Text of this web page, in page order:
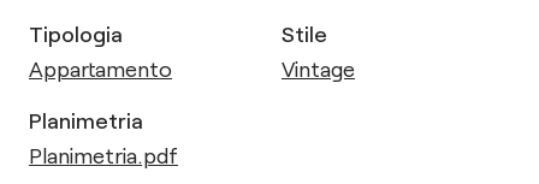
Tipologia
Appartamento
Stile
Vintage
Planimetria
Planimetria.pdf